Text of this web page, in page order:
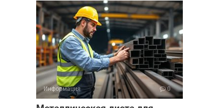
Информация 0